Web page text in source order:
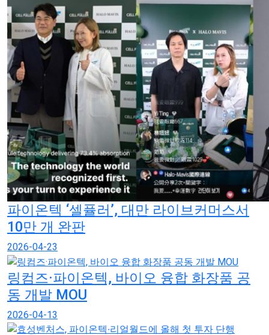
파이온텍 ‘셀퓰러’, 대만 라이브커머스서
10만 개 완판
2026-04-23
링컴즈·파이온텍, 바이오 융합 화장품 공
동 개발 MOU
2026-04-13